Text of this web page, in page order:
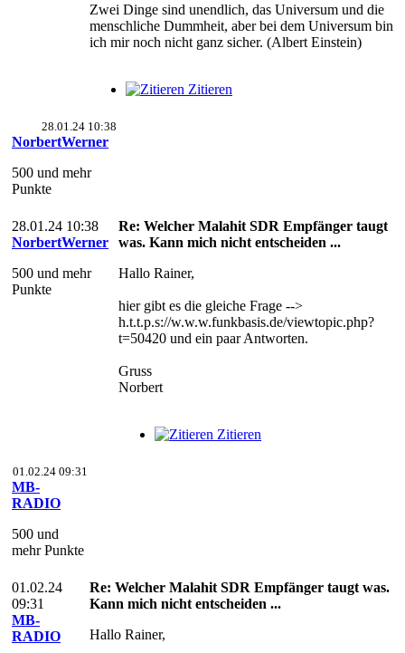
Zwei Dinge sind unendlich, das Universum und die
menschliche Dummheit, aber bei dem Universum bin
ich mir noch nicht ganz sicher. (Albert Einstein)
Zitieren
28.01.24 10:38
NorbertWerner
500 und mehr
Punkte
28.01.24 10:38
NorbertWerner
500 und mehr
Punkte
Re: Welcher Malahit SDR Empfänger taugt
was. Kann mich nicht entscheiden ...
Hallo Rainer,
hier gibt es die gleiche Frage -->
h.t.t.p.s://w.w.w.funkbasis.de/viewtopic.php?
t=50420 und ein paar Antworten.
Gruss
Norbert
Zitieren
01.02.24 09:31
MB-
RADIO
500 und
mehr Punkte
01.02.24
09:31
MB-
RADIO
Re: Welcher Malahit SDR Empfänger taugt was.
Kann mich nicht entscheiden ...
Hallo Rainer,